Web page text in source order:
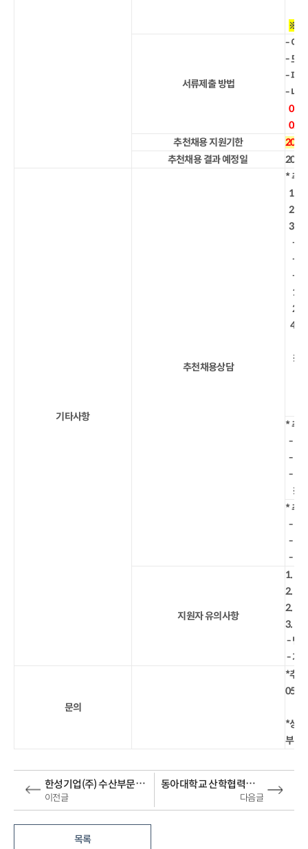
※ 졸
서류제출 방법
- 이
- 모
- 파
- 내
01.
02.
추천채용 지원기한
2026
추천채용 결과 예정일
2026
기타사항
추천채용상담
* 추
1.
2. “
3.
- 상
- 캠
- 카
1)
2)
4.
※
* 추
- 자
- 면
- 기
※
* 추
-
- 라
- 비
지원자 유의사항
1. 입
2. 제
2. 사
3. 면
- 면
- 가
문의
*추
051-
*상
부민
이전글
한성기업(주) 수산부문 경영지원 (신입연봉:4,200만원)취업추천
다음글
동아대학교 산학협력단 연구원(행정직원) (신입연봉:3,120만원)취업추천
목록